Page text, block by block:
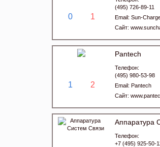
0 1
(495) 726-89-11
Email: Sun-
Сайт:
1 2
Pantech
Телефон:
(495) 980-53-98
Email: Pantech
Сайт:
Аппаратура
Телефон:
+7 (495) 925-50-